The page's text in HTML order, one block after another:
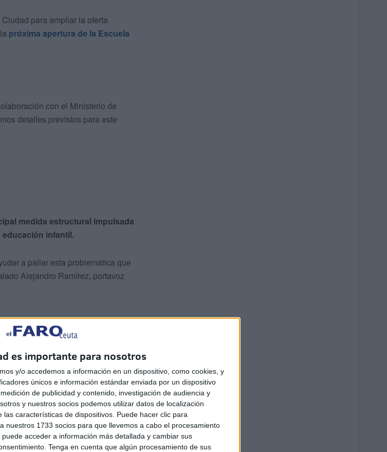
es importante para nosotros
y/o accedemos a información en un dispositivo, como cookies, y
únicos e información estándar enviada por un dispositivo
de publicidad y contenido, investigación de audiencia y
y nuestros socios podemos utilizar datos de localización
características de dispositivos. Puede hacer clic para
nuestros 1733 socios para que llevemos a cabo el procesamiento
acceder a información más detallada y cambiar sus
Tenga en cuenta que algún procesamiento de sus
para ampliar la oferta
próxima apertura de la Escuela
con el Ministerio de
detalles previstos para este
medida estructural impulsada
educación infantil.
a paliar esta problemática que
Alejandro Ramírez, portavoz
repartidas en 12 aulas adaptadas a